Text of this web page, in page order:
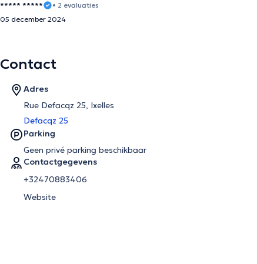
***** *****
• 2 evaluaties
05 december 2024
Contact
Adres
Rue Defacqz 25, Ixelles
Defacqz 25
Parking
Geen privé parking beschikbaar
Contactgegevens
+32470883406
Website